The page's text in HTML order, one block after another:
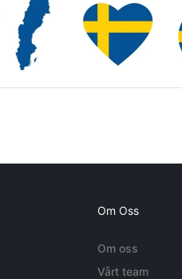
Om Oss
Om oss
Vårt team